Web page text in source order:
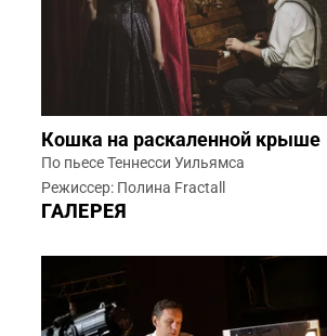
Кошка на раскаленной крыше
По пьесе Теннесси Уильямса
Режиссер: Полина Fractall
ГАЛЕРЕЯ